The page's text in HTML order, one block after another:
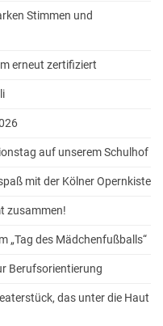
Stimmen und
erneut zertifiziert
auf unserem Schulhof
mit der Kölner Opernkiste
zusammen!
„Tag des Mädchenfußballs“
Berufsorientierung
das unter die Haut